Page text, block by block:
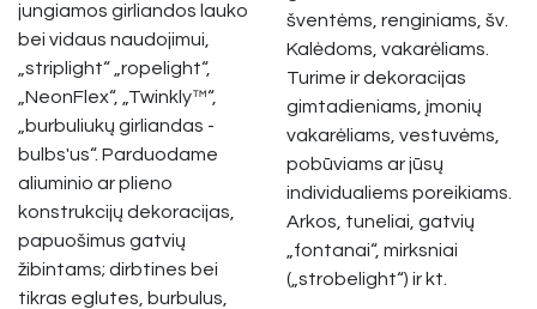
jungiamos girliandos lauko
bei vidaus naudojimui,
„striplight“ „ropelight“,
„NeonFlex“, „Twinkly™“,
„burbuliukų girliandas -
bulbs'us“. Parduodame
aliuminio ar plieno
konstrukcijų dekoracijas,
papuošimus gatvių
žibintams; dirbtines bei
tikras eglutes, burbulus,
šventėms, renginiams, šv.
Kalėdoms, vakarėliams.
Turime ir dekoracijas
gimtadieniams, įmonių
vakarėliams, vestuvėms,
pobūviams ar jūsų
individualiems poreikiams.
Arkos, tuneliai, gatvių
„fontanai“, mirksniai
(„strobelight“) ir kt.